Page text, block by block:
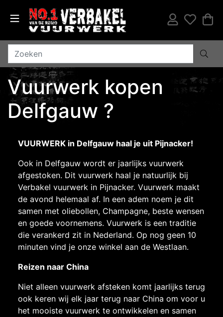
Vuurwerk kopen
Delfgauw ?
VUURWERK in Delfgauw haal je uit Pijnacker!
Ook in Delfgauw wordt er jaarlijks vuurwerk
afgestoken. Dit vuurwerk haal je natuurlijk bij
Verbakel vuurwerk in Pijnacker. Vuurwerk maakt
de avond helemaal af. In een adem noem je dit
samen met oliebollen, Champagne, beste wensen
en goede voornemens. Vuurwerk is een traditie
die verankerd zit in Nederland. Op nog geen 10
minuten vind je onze winkel aan de Westlaan.
Reizen naar China
Niet alleen vuurwerk afsteken komt jaarlijks terug
ook keren wij elk jaar terug naar China om voor u
het mooiste vuurwerk te ontwikkelen en samen